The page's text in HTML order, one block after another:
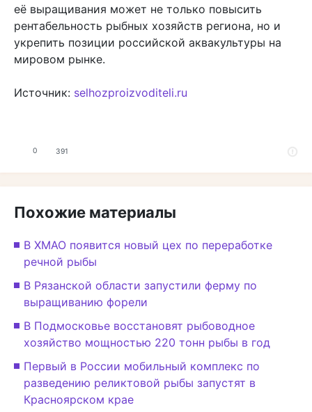
её выращивания может не только повысить
рентабельность рыбных хозяйств региона, но и
укрепить позиции российской аквакультуры на
мировом рынке.
Источник: selhozproizvoditeli.ru
0 391
Похожие материалы
В ХМАО появится новый цех по переработке
речной рыбы
В Рязанской области запустили ферму по
выращиванию форели
В Подмосковье восстановят рыбоводное
хозяйство мощностью 220 тонн рыбы в год
Первый в России мобильный комплекс по
разведению реликтовой рыбы запустят в
Красноярском крае